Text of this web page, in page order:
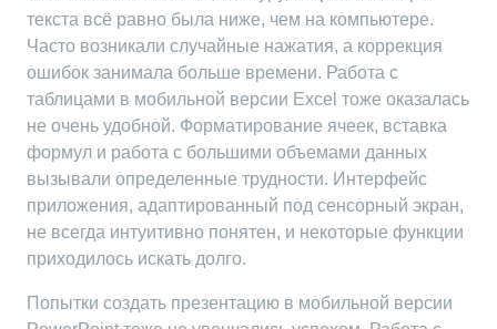
текста всё равно была ниже, чем на компьютере.
Часто возникали случайные нажатия, а коррекция
ошибок занимала больше времени. Работа с
таблицами в мобильной версии Excel тоже оказалась
не очень удобной. Форматирование ячеек, вставка
формул и работа с большими объемами данных
вызывали определенные трудности. Интерфейс
приложения, адаптированный под сенсорный экран,
не всегда интуитивно понятен, и некоторые функции
приходилось искать долго.
Попытки создать презентацию в мобильной версии